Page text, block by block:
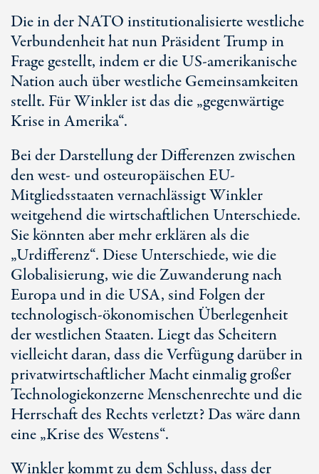
Die in der NATO institutionalisierte westliche
Verbundenheit hat nun Präsident Trump in
Frage gestellt, indem er die US-amerikanische
Nation auch über westliche Gemeinsamkeiten
stellt. Für Winkler ist das die „gegenwärtige
Krise in Amerika“.
Bei der Darstellung der Differenzen zwischen
den west- und osteuropäischen EU-
Mitgliedsstaaten vernachlässigt Winkler
weitgehend die wirtschaftlichen Unterschiede.
Sie könnten aber mehr erklären als die
„Urdifferenz“. Diese Unterschiede, wie die
Globalisierung, wie die Zuwanderung nach
Europa und in die USA, sind Folgen der
technologisch-ökonomischen Überlegenheit
der westlichen Staaten. Liegt das Scheitern
vielleicht daran, dass die Verfügung darüber in
privatwirtschaftlicher Macht einmalig großer
Technologiekonzerne Menschenrechte und die
Herrschaft des Rechts verletzt? Das wäre dann
eine „Krise des Westens“.
Winkler kommt zu dem Schluss, dass der